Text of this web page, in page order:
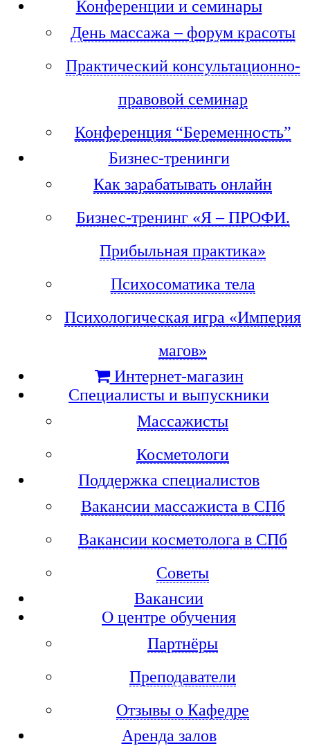
Конференции и семинары
День массажа – форум красоты
Практический консультационно-
правовой семинар
Конференция “Беременность”
Бизнес-тренинги
Как зарабатывать онлайн
Бизнес-тренинг «Я – ПРОФИ.
Прибыльная практика»
Психосоматика тела
Психологическая игра «Империя
магов»
Интернет-магазин
Специалисты и выпускники
Массажисты
Косметологи
Поддержка специалистов
Вакансии массажиста в СПб
Вакансии косметолога в СПб
Советы
Вакансии
О центре обучения
Партнёры
Преподаватели
Отзывы о Кафедре
Аренда залов